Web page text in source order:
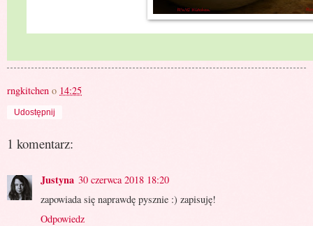
rngkitchen o 14:25
Udostępnij
1 komentarz:
Justyna 30 czerwca 2018 18:20
zapowiada się naprawdę pysznie :) zapisuję!
Odpowiedz